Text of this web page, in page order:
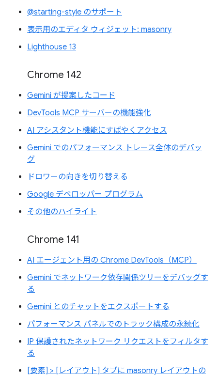
@starting-style のサポート
表示用のエディタ ウィジェット: masonry
Lighthouse 13
Chrome 142
Gemini が提案したコード
DevTools MCP サーバーの機能強化
AI アシスタント機能にすばやくアクセス
Gemini でのパフォーマンス トレース全体のデバッ
グ
ドロワーの向きを切り替える
Google デベロッパー プログラム
その他のハイライト
Chrome 141
AI エージェント用の Chrome DevTools（MCP）
Gemini でネットワーク依存関係ツリーをデバッグす
る
Gemini とのチャットをエクスポートする
パフォーマンス パネルでのトラック構成の永続化
IP 保護されたネットワーク リクエストをフィルタす
る
[要素] > [レイアウト] タブに masonry レイアウトの